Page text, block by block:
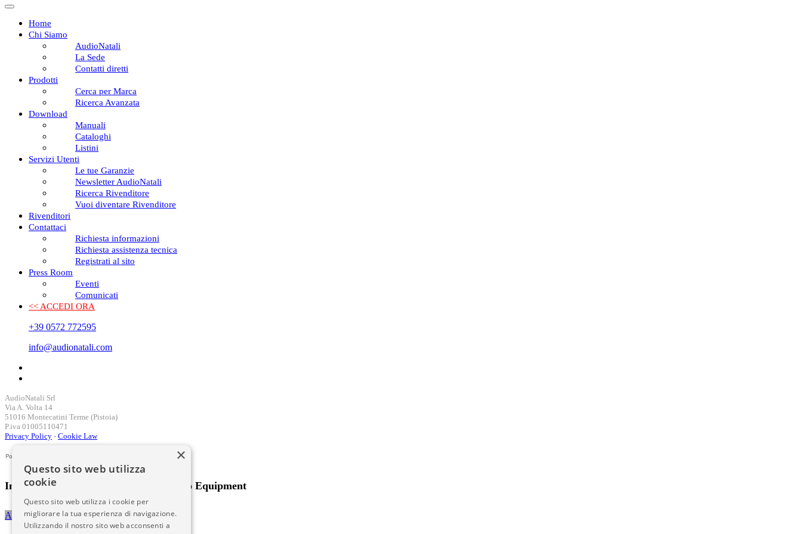
Home
Chi Siamo
AudioNatali
La Sede
Contatti diretti
Prodotti
Cerca per Marca
Ricerca Avanzata
Download
Manuali
Cataloghi
Listini
Servizi Utenti
Le tue Garanzie
Newsletter AudioNatali
Ricerca Rivenditore
Vuoi diventare Rivenditore
Rivenditori
Contattaci
Richiesta informazioni
Richiesta assistenza tecnica
Registrati al sito
Press Room
Eventi
Comunicati
<< ACCEDI ORA
+39 0572 772595
info@audionatali.com
AudioNatali Srl
Via A. Volta 14
51016 Montecatini Terme (Pistoia)
P.iva 01005110471
Privacy Policy - Cookie Law
International Distributor Audio & Video Equipment
Accedi al sito
×
Questo sito web utilizza
cookie
Questo sito web utilizza i cookie per
migliorare la tua esperienza di navigazione.
Utilizzando il nostro sito web acconsenti a